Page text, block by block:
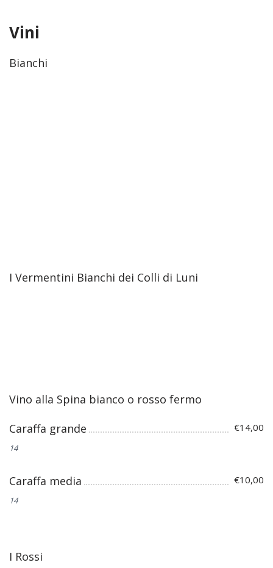
Vini
Bianchi
I Vermentini Bianchi dei Colli di Luni
Vino alla Spina bianco o rosso fermo
Caraffa grande
14
€14,00
Caraffa media
14
€10,00
I Rossi